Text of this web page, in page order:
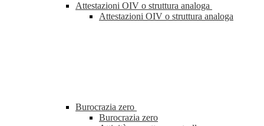
Attestazioni OIV o struttura analoga
Attestazioni OIV o struttura analoga
Burocrazia zero
Burocrazia zero